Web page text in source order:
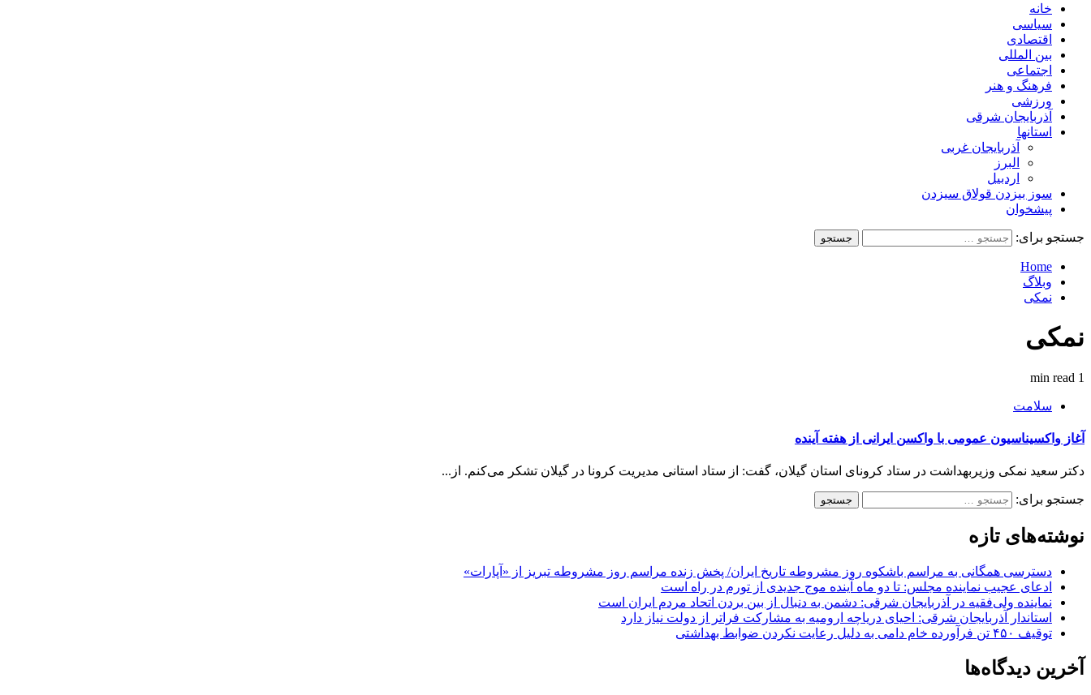
خانه
سیاسی
اقتصادی
بین المللی
اجتماعی
فرهنگ و هنر
ورزشی
آذربایجان شرقی
استانها
آذربایجان غربی
البرز
اردبیل
سوز بیزدن قولاق سیزدن
پیشخوان
جستجو برای:
Home
وبلاگ
نمکی
نمکی
1 min read
سلامت
آغاز واکسیناسیون عمومی با واکسن ایرانی از هفته آینده
دکتر سعید نمکی وزیربهداشت در ستاد کرونای استان گیلان، گفت: از ستاد استانی مدیریت کرونا در گیلان تشکر می‌کنم. از...
جستجو برای:
نوشته‌های تازه
دسترسی همگانی به مراسم باشکوه روز مشروطه تاریخ ایران/ پخش زنده مراسم روز مشروطه تبریز از «آپارات»
ادعای عجیب نماینده مجلس: تا دو ماه آینده موج جدیدی از تورم در راه است
نماینده ولی‌فقیه در آذربایجان شرقی: دشمن به دنبال از بین بردن اتحاد مردم ایران است
استاندار آذربایجان شرقی: احیای دریاچه ارومیه به مشارکت فراتر از دولت نیاز دارد
توقیف ۴۵۰ تن فرآورده خام دامی به دلیل رعایت نکردن ضوابط بهداشتی
آخرین دیدگاه‌ها